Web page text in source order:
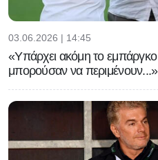
03.06.2026 | 14:45
«Υπάρχει ακόμη το
μπορούσαν να περιμένουν...»